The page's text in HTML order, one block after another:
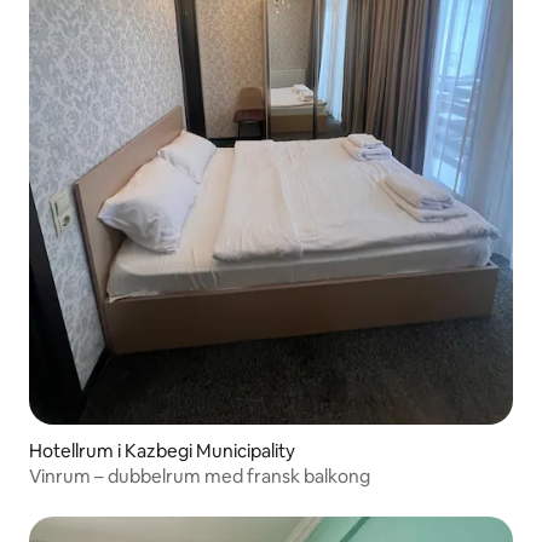
Hotellrum i Kazbegi Municipality
Vinrum – dubbelrum med fransk balkong